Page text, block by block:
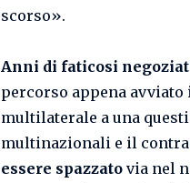
scorso».
Anni di faticosi
percorso appena
multilaterale a una
multinazionali e il
essere spazzato via nel